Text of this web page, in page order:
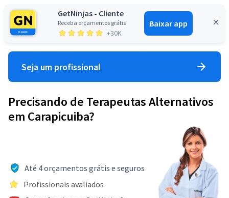
GetNinjas - Cliente
Receba orçamentos grátis
+30K
Baixar app
Entrar
Seja um profissional
Precisando de Terapeutas Alternativos
em Carapicuiba?
Até 4 orçamentos grátis e seguros
Profissionais avaliados